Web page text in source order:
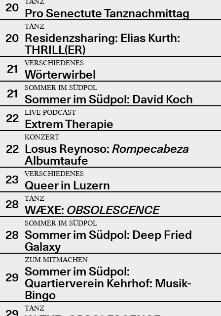
20 Pro Senectute Tanznachmittag
20
TANZ
Residenzsharing: Elias Kurth:
THRILL(ER)
21
VERSCHIEDENES
Wörterwirbel
21
SOMMER IM SÜDPOL
Sommer im Südpol: David Koch
22
LIVE-PODCAST
Extrem Therapie
22
KONZERT
Losus Reynoso: Rompecabeza
Albumtaufe
23
VERSCHIEDENES
Queer in Luzern
28
TANZ
WÆXE: OBSOLESCENCE
28
SOMMER IM SÜDPOL
Sommer im Südpol: Deep Fried
Galaxy
29
ZUM MITMACHEN
Sommer im Südpol:
Quartierverein Kehrhof: Musik-
Bingo
TANZ